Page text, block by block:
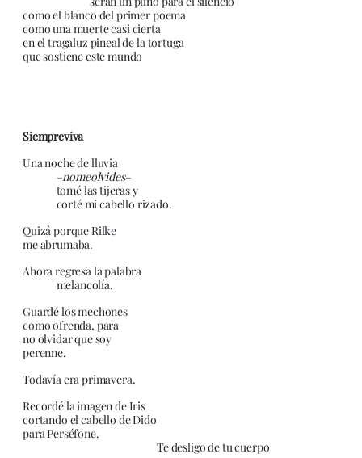
como el blanco del primer poema
como una muerte casi cierta
en el tragaluz pineal de la tortuga
que sostiene este mundo
Siempreviva
Una noche de lluvia
–nomeolvides–
tomé las tijeras y
corté mi cabello rizado.
Quizá porque Rilke
me abrumaba.
Ahora regresa la palabra
melancolía.
Guardé los mechones
como ofrenda, para
no olvidar que soy
perenne.
Todavía era primavera.
Recordé la imagen de Iris
cortando el cabello de Dido
para Perséfone.
Te desligo de tu cuerpo